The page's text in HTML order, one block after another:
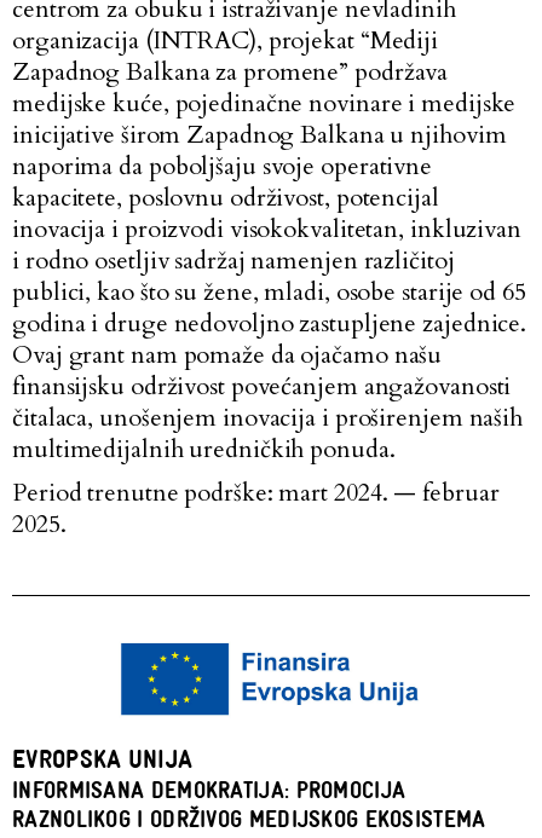
centrom za obuku i istraživanje nevladinih
organizacija (INTRAC), projekat “Mediji
Zapadnog Balkana za promene” podržava
medijske kuće, pojedinačne novinare i medijske
inicijative širom Zapadnog Balkana u njihovim
naporima da poboljšaju svoje operativne
kapacitete, poslovnu održivost, potencijal
inovacija i proizvodi visokokvalitetan, inkluzivan
i rodno osetljiv sadržaj namenjen različitoj
publici, kao što su žene, mladi, osobe starije od 65
godina i druge nedovoljno zastupljene zajednice.
Ovaj grant nam pomaže da ojačamo našu
finansijsku održivost povećanjem angažovanosti
čitalaca, unošenjem inovacija i proširenjem naših
multimedijalnih uredničkih ponuda.
Period trenutne podrške: mart 2024. — februar
2025.
EVROPSKA UNIJA
INFORMISANA DEMOKRATIJA: PROMOCIJA
RAZNOLIKOG I ODRŽIVOG MEDIJSKOG EKOSISTEMA